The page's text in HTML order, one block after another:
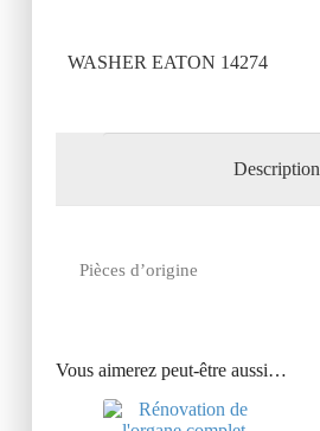
WASHER EATON 14274
Description
Pièces d’origine
Vous aimerez peut-être aussi…